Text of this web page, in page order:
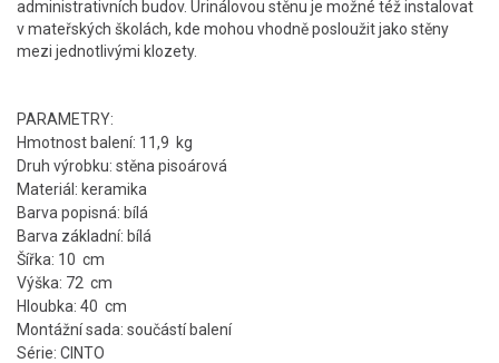
administrativních budov. Urinálovou stěnu je možné též instalovat
v mateřských školách, kde mohou vhodně posloužit jako stěny
mezi jednotlivými klozety.
PARAMETRY:
Hmotnost balení: 11,9 kg
Druh výrobku: stěna pisoárová
Materiál: keramika
Barva popisná: bílá
Barva základní: bílá
Šířka: 10 cm
Výška: 72 cm
Hloubka: 40 cm
Montážní sada: součástí balení
Série: CINTO